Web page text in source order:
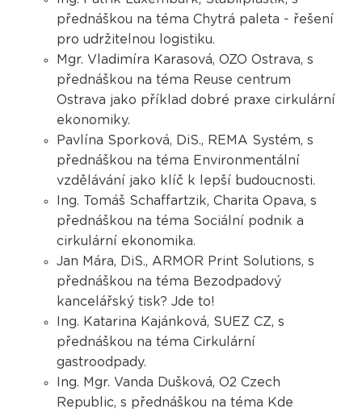
přednáškou na téma Chytrá paleta - řešení
pro udržitelnou logistiku.
Mgr. Vladimíra Karasová, OZO Ostrava, s
přednáškou na téma Reuse centrum
Ostrava jako příklad dobré praxe cirkulární
ekonomiky.
Pavlína Sporková, DiS., REMA Systém, s
přednáškou na téma Environmentální
vzdělávání jako klíč k lepší budoucnosti.
Ing. Tomáš Schaffartzik, Charita Opava, s
přednáškou na téma Sociální podnik a
cirkulární ekonomika.
Jan Mára, DiS., ARMOR Print Solutions, s
přednáškou na téma Bezodpadový
kancelářský tisk? Jde to!
Ing. Katarina Kajánková, SUEZ CZ, s
přednáškou na téma Cirkulární
gastroodpady.
Ing. Mgr. Vanda Dušková, O2 Czech
Republic, s přednáškou na téma Kde